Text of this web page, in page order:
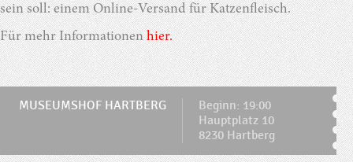
sein soll: einem Online-Versand für Katzenfleisch.
Für mehr Informationenhier.
MUSEUMSHOF HARTBERG
Beginn: 19:00
Hauptplatz 10
8230 Hartberg